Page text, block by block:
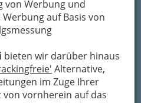
von Werbung und
auf Basis von
bieten wir darüber hinaus
Alternative,
im Zuge Ihrer
vornherein auf das
- Museen und